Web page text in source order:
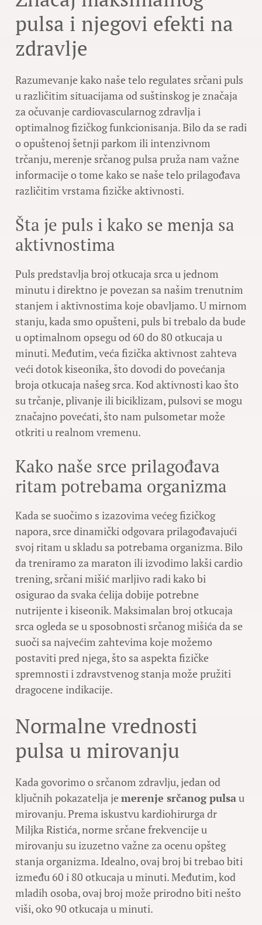
pulsa i njegovi efekti na
zdravlje
Razumevanje kako naše telo regulates srčani puls
u različitim situacijama od suštinskog je značaja
za očuvanje cardiovascularnog zdravlja i
optimalnog fizičkog funkcionisanja. Bilo da se radi
o opuštenoj šetnji parkom ili intenzivnom
trčanju, merenje srčanog pulsa pruža nam važne
informacije o tome kako se naše telo prilagođava
različitim vrstama fizičke aktivnosti.
Šta je puls i kako se menja sa
aktivnostima
Puls predstavlja broj otkucaja srca u jednom
minutu i direktno je povezan sa našim trenutnim
stanjem i aktivnostima koje obavljamo. U mirnom
stanju, kada smo opušteni, puls bi trebalo da bude
u optimalnom opsegu od 60 do 80 otkucaja u
minuti. Međutim, veća fizička aktivnost zahteva
veći dotok kiseonika, što dovodi do povećanja
broja otkucaja našeg srca. Kod aktivnosti kao što
su trčanje, plivanje ili biciklizam, pulsovi se mogu
značajno povećati, što nam pulsometar može
otkriti u realnom vremenu.
Kako naše srce prilagođava
ritam potrebama organizma
Kada se suočimo s izazovima većeg fizičkog
napora, srce dinamički odgovara prilagođavajući
svoj ritam u skladu sa potrebama organizma. Bilo
da treniramo za maraton ili izvodimo lakši cardio
trening, srčani mišić marljivo radi kako bi
osigurao da svaka ćelija dobije potrebne
nutrijente i kiseonik. Maksimalan broj otkucaja
srca ogleda se u sposobnosti srčanog mišića da se
suoči sa najvećim zahtevima koje možemo
postaviti pred njega, što sa aspekta fizičke
spremnosti i zdravstvenog stanja može pružiti
dragocene indikacije.
Normalne vrednosti
pulsa u mirovanju
Kada govorimo o srčanom zdravlju, jedan od
ključnih pokazatelja jemerenje srčanog pulsau
mirovanju. Prema iskustvu kardiohirurga dr
Miljka Ristića, norme srčane frekvencije u
mirovanju su izuzetno važne za ocenu opšteg
stanja organizma. Idealno, ovaj broj bi trebao biti
između 60 i 80 otkucaja u minuti. Međutim, kod
mladih osoba, ovaj broj može prirodno biti nešto
viši, oko 90 otkucaja u minuti.